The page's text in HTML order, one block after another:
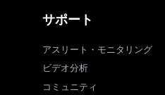
サポート
アスリート・モニタリング
ビデオ分析
コミュニティ